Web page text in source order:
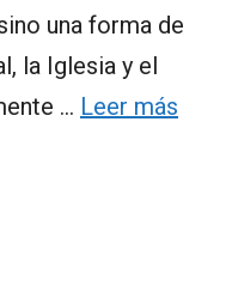
una forma de
la Iglesia y el
… Leer más